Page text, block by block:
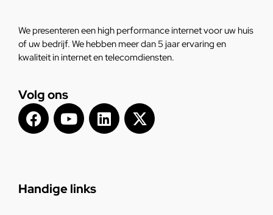
We presenteren een high performance internet voor uw huis
of uw bedrijf. We hebben meer dan 5 jaar ervaring en
kwaliteit in internet en telecomdiensten.
Volg ons
Handige links